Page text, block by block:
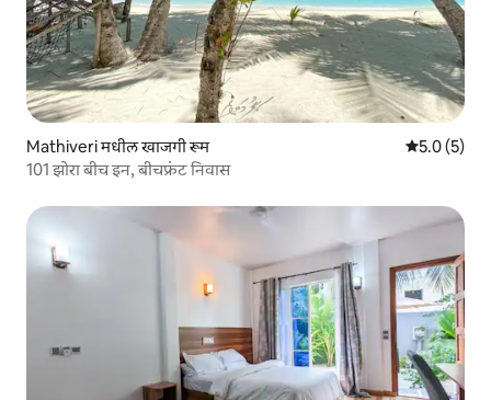
Mathiveri मधील खाजगी रूम 5 पैकी 5.0
5.0 (5)
101 झोरा बीच इन, बीचफ्रंट निवास